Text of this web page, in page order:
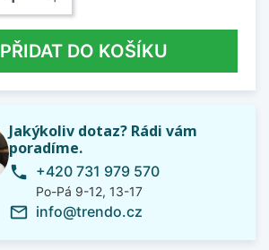
PŘIDAT DO KOŠÍKU
Jakýkoliv dotaz? Rádi vám
poradíme.
phone +420 731 979 570
Po-Pá 9-12, 13-17
mail_outline info@trendo.cz